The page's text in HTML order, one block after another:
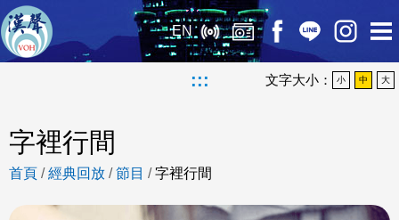
EN
::: 文字大小： 小 中 大
字裡行間
首頁 /經典回放 /節目 /字裡行間